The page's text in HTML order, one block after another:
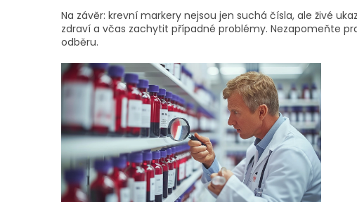
Na závěr: krevní markery nejsou jen suchá čísla, ale živé
zdraví a včas zachytit případné problémy. Nezapomeňte
odběru.